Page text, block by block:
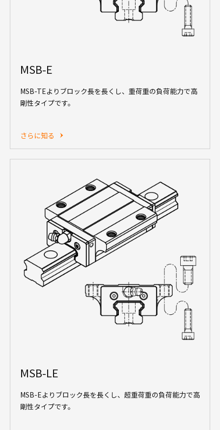
MSB-E
MSB-TEよりブロック長を長くし、重荷重の負荷能力で高
剛性タイプです。
さらに知る
MSB-LE
MSB-Eよりブロック長を長くし、超重荷重の負荷能力で高
剛性タイプです。